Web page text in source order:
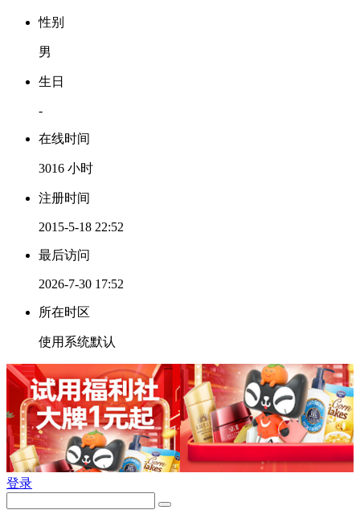
性别
男
生日
-
在线时间
3016 小时
注册时间
2015-5-18 22:52
最后访问
2026-7-30 17:52
所在时区
使用系统默认
登录